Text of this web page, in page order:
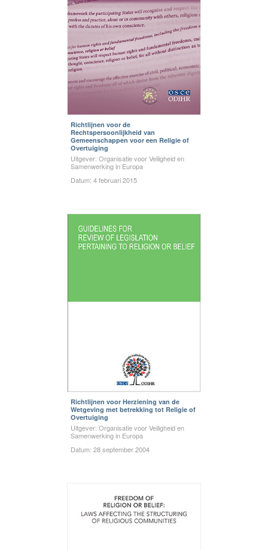
Richtlijnen voor de
Rechtspersoonlijkheid van
Gemeenschappen voor een Religie of
Overtuiging
Uitgever: Organisatie voor Veiligheid en
Samenwerking in Europa
Datum: 4 februari 2015
Richtlijnen voor Herziening van de
Wetgeving met betrekking tot Religie of
Overtuiging
Uitgever: Organisatie voor Veiligheid en
Samenwerking in Europa
Datum: 28 september 2004